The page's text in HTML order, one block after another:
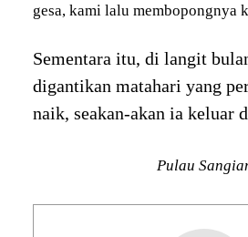
gesa, kami lalu membopongnya
Sementara itu, di langit
digantikan matahari yang
naik, seakan-akan ia keluar
Pulau